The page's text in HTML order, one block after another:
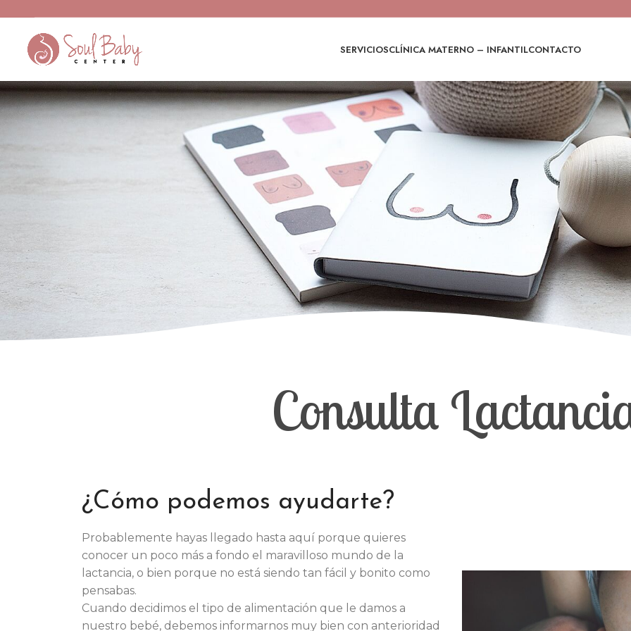
SERVICIOSCLÍNICA MATERNO – INFANTILCONTACTO
Consulta
¿Cómo podemos ayudarte?
Probablemente hayas llegado hasta aquí porque quieres
conocer un poco más a fondo el maravilloso mundo de la
lactancia, o bien porque no está siendo tan fácil y bonito como
pensabas.
Cuando decidimos el tipo de alimentación que le damos a
nuestro bebé, debemos informarnos muy bien con anterioridad